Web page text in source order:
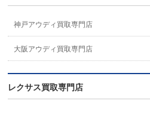
神戸アウディ買取専門店
大阪アウディ買取専門店
レクサス買取専門店